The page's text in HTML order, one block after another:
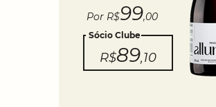
Por R$99,00
Sócio Clube
R$89,10